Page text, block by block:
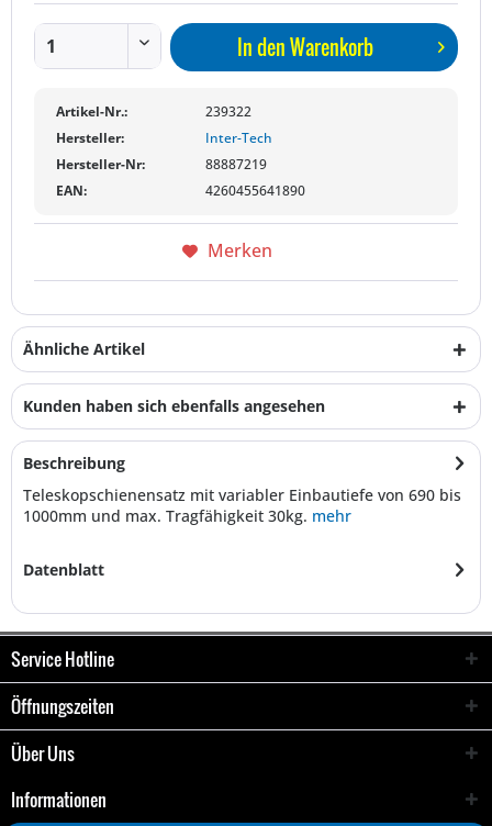
In denWarenkorb
Artikel-Nr.:
239322
Hersteller:
Inter-Tech
Hersteller-Nr:
88887219
EAN:
4260455641890
Merken
Ähnliche Artikel
Kunden haben sich ebenfalls angesehen
Beschreibung
Teleskopschienensatz mit variabler Einbautiefe von 690 bis
1000mm und max. Tragfähigkeit 30kg. mehr
Datenblatt
Service Hotline
Öffnungszeiten
Über Uns
Informationen